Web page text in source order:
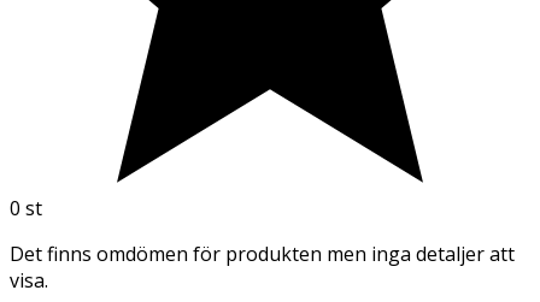
0 st
Det finns omdömen för produkten men inga detaljer att
visa.